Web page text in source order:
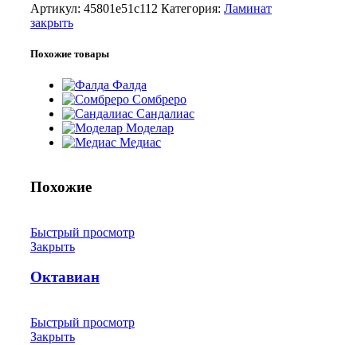
Артикул: 45801e51c112 Категория: Ламинат
закрыть
Похожие товары
Фалда
Сомбреро
Сандалиас
Моделар
Медиас
Похожие
Быстрый просмотр
Закрыть
Октавиан
Быстрый просмотр
Закрыть